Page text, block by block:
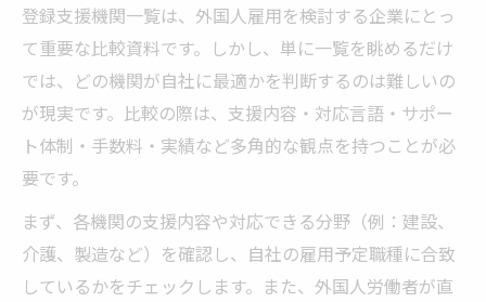
登録支援機関一覧は、外国人雇用を検討する企業にとっ
て重要な比較資料です。しかし、単に一覧を眺めるだけ
では、どの機関が自社に最適かを判断するのは難しいの
が現実です。比較の際は、支援内容・対応言語・サポー
ト体制・手数料・実績など多角的な観点を持つことが必
要です。
まず、各機関の支援内容や対応できる分野（例：建設、
介護、製造など）を確認し、自社の雇用予定職種に合致
しているかをチェックします。また、外国人労働者が直